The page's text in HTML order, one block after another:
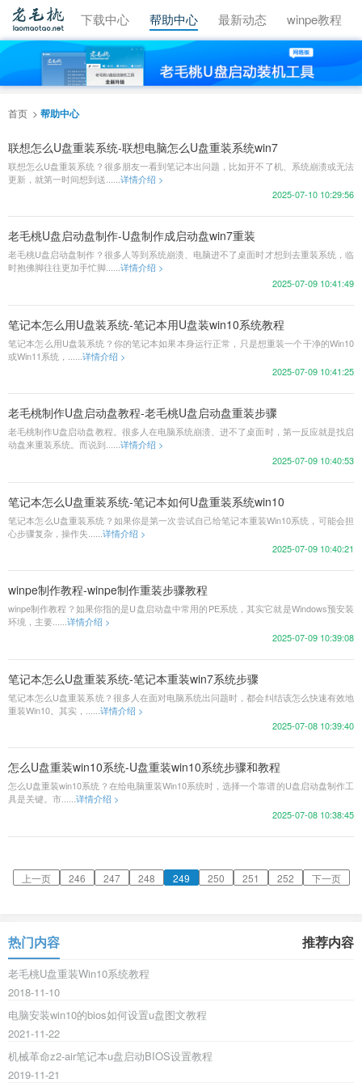
视频教程 下载中心 帮助中心 最新动态 winpe教程
首页 帮助中心
联想怎么U盘重装系统-联想电脑怎么U盘重装系统win7
联想怎么U盘重装系统？很多朋友一看到笔记本出问题，比如开不了机、系统崩溃或无法
更新，就第一时间想到送...... 详情介绍 >
2025-07-10 10:29:56
老毛桃U盘启动盘制作-U盘制作成启动盘win7重装
老毛桃U盘启动盘制作？很多人等到系统崩溃、电脑进不了桌面时才想到去重装系统，临
时抱佛脚往往更加手忙脚......详情介绍 >
2025-07-09 10:41:49
笔记本怎么用U盘装系统-笔记本用U盘装win10系统教程
笔记本怎么用U盘装系统？你的笔记本如果本身运行正常，只是想重装一个干净的Win10
或Win11系统，...... 详情介绍 >
2025-07-09 10:41:25
老毛桃制作U盘启动盘教程-老毛桃U盘启动盘重装步骤
老毛桃制作U盘启动盘教程。很多人在电脑系统崩溃、进不了桌面时，第一反应就是找启
动盘来重装系统。而说到......详情介绍 >
2025-07-09 10:40:53
笔记本怎么U盘重装系统-笔记本如何U盘重装系统win10
笔记本怎么U盘重装系统？如果你是第一次尝试自己给笔记本重装Win10系统，可能会担
心步骤复杂，操作失...... 详情介绍 >
2025-07-09 10:40:21
winpe制作教程-winpe制作重装步骤教程
winpe制作教程？如果你指的是U盘启动盘中常用的PE系统，其实它就是Windows预安装
环境，主要......详情介绍 >
2025-07-09 10:39:08
笔记本怎么U盘重装系统-笔记本重装win7系统步骤
笔记本怎么U盘重装系统？很多人在面对电脑系统出问题时，都会纠结该怎么快速有效地
重装Win10。其实，...... 详情介绍 >
2025-07-08 10:39:40
怎么U盘重装win10系统-U盘重装win10系统步骤和教程
怎么U盘重装win10系统？在给电脑重装Win10系统时，选择一个靠谱的U盘启动盘制作工
具是关键。市......详情介绍 >
2025-07-08 10:38:45
上一页 246 247 248 249 250 251 252 下一页
热门内容 推荐内容
老毛桃U盘重装Win10系统教程
2018-11-10
电脑安装win10的bios如何设置u盘图文教程
2021-11-22
机械革命z2-air笔记本u盘启动BIOS设置教程
2019-11-21